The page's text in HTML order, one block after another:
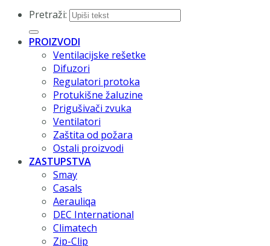
Pretraži:
PROIZVODI
Ventilacijske rešetke
Difuzori
Regulatori protoka
Protukišne žaluzine
Prigušivači zvuka
Ventilatori
Zaštita od požara
Ostali proizvodi
ZASTUPSTVA
Smay
Casals
Aerauliqa
DEC International
Climatech
Zip-Clip